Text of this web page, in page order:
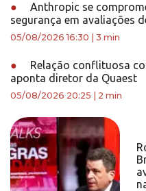
●
Anthropic se
segurança em avaliações
05/08/2026 16:30 3 min
●
Relação conflituosa
aponta diretor da Quaest
05/08/2026 20:25 2 min